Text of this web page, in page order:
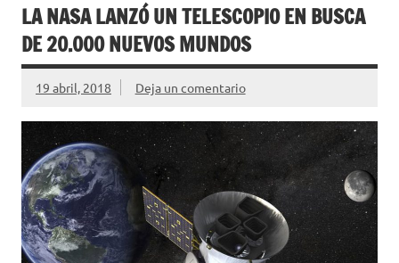
LA NASA LANZÓ UN TELESCOPIO EN BUSCA
DE 20.000 NUEVOS MUNDOS
19 abril, 2018 Deja un comentario